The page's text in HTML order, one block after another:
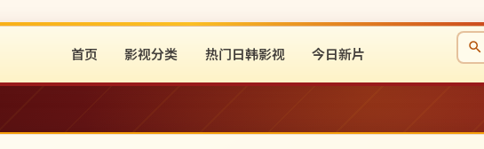
首页 影视分类 热门日韩影视 今日新片